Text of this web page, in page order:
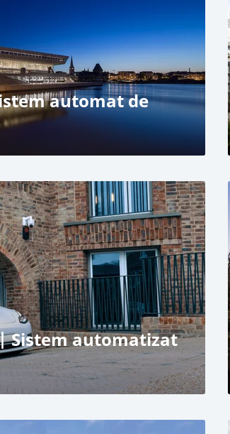
exponate de film și recuzită
automat de
SHIFTER
de parcare din Europa
Sistem automatizat